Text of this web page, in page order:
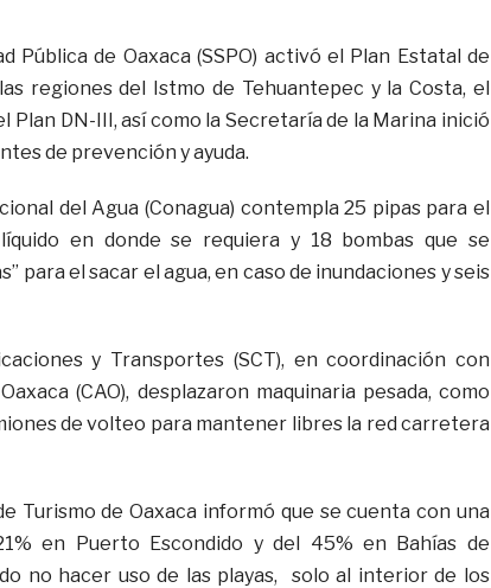
Pública de Oaxaca (SSPO) activó el Plan Estatal de
regiones del Istmo de Tehuantepec y la Costa, el
DN-III, así como la Secretaría de la Marina inició
de prevención y ayuda.
del Agua (Conagua) contempla 25 pipas para el
en donde se requiera y 18 bombas que se
para el sacar el agua, en caso de inundaciones y seis
y Transportes (SCT), en coordinación con
(CAO), desplazaron maquinaria pesada, como
de volteo para mantener libres la red carretera
Turismo de Oaxaca informó que se cuenta con una
en Puerto Escondido y del 45% en Bahías de
no hacer uso de las playas, solo al interior de los